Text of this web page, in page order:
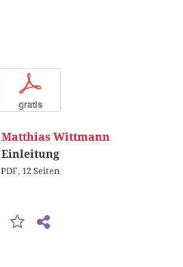
p
gratis
Matthias Wittmann
Einleitung
PDF, 12 Seiten